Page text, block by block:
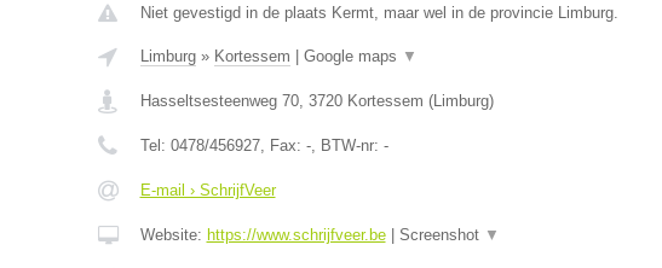
Niet gevestigd in de plaats Kermt, maar wel in de provincie Limburg.
Limburg» Kortessem Google maps ▼
Hasseltsesteenweg 70, 3720 Kortessem (Limburg)
Tel: 0478/456927, Fax: -, BTW-nr: -
E-mail › SchrijfVeer
Website: https://www.schrijfveer.be| Screenshot ▼